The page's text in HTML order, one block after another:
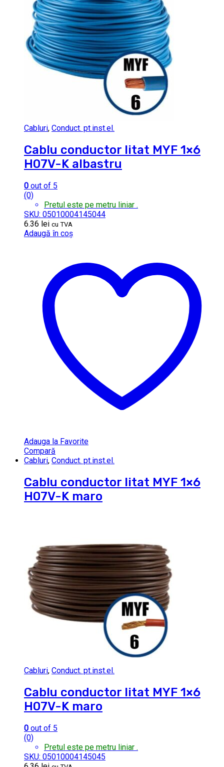
Cabluri, Conduct. pt.inst.el.
Cablu conductor litat MYF 1×6
H07V-K albastru
0 out of 5
(0)
Pretul este pe metru liniar .
SKU: 05010004145044
6.36 lei cu TVA
Adaugă în coș
Adauga la Favorite
Compară
Cabluri, Conduct. pt.inst.el.
Cablu conductor litat MYF 1×6
H07V-K maro
Cabluri, Conduct. pt.inst.el.
Cablu conductor litat MYF 1×6
H07V-K maro
0 out of 5
(0)
Pretul este pe metru liniar .
SKU: 05010004145045